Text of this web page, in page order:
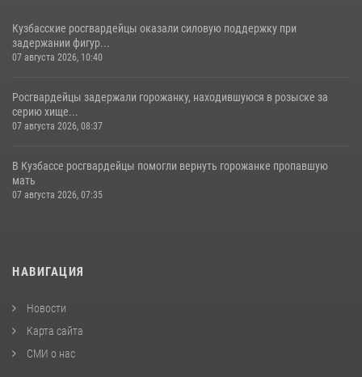
Кузбасские росгвардейцы оказали силовую поддержку при
задержании фигур...
07 августа 2026, 10:40
Росгвардейцы задержали горожанку, находившуюся в розыске за
серию хище...
07 августа 2026, 08:37
В Кузбассе росгвардейцы помогли вернуть горожанке пропавшую
мать
07 августа 2026, 07:35
НАВИГАЦИЯ
Новости
Карта сайта
СМИ о нас